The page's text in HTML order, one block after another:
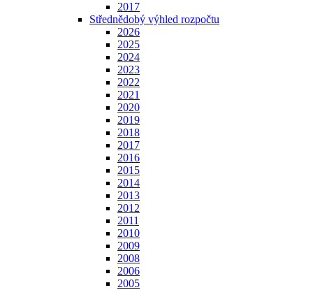
2017
Střednědobý výhled rozpočtu
2026
2025
2024
2023
2022
2021
2020
2019
2018
2017
2016
2015
2014
2013
2012
2011
2010
2009
2008
2006
2005